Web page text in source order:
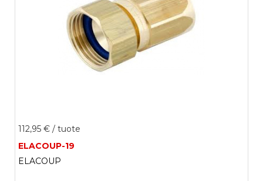
112,95 € / tuote
ELACOUP-19
ELACOUP